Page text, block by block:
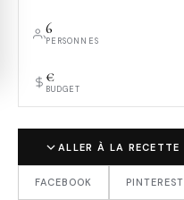
6
PERSONNES
€
BUDGET
ALLER À LA RECETTE
FACEBOOK PINTEREST